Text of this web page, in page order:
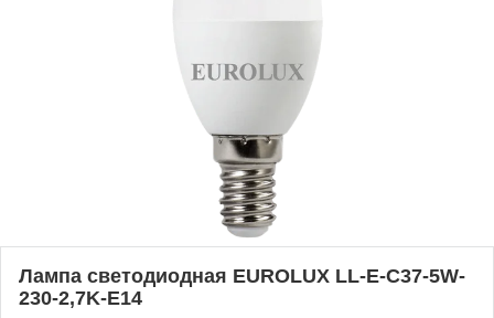
Лампа светодиодная EUROLUX LL-E-C37-5W-
230-2,7K-E14